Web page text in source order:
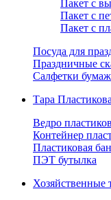
Пакет с
Пакет с
Пакет с
Посуда для
Праздничные
Салфетки
Тара
Ведро
Контейнер
Пластиковая
ПЭТ бутылка
Хозяйственные